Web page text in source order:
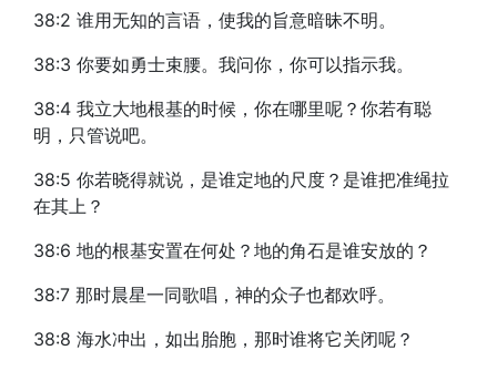
38:2 谁用无知的言语，使我的旨意暗昧不明。
38:3 你要如勇士束腰。我问你，你可以指示我。
38:4 我立大地根基的时候，你在哪里呢？你若有聪
明，只管说吧。
38:5 你若晓得就说，是谁定地的尺度？是谁把准绳拉
在其上？
38:6 地的根基安置在何处？地的角石是谁安放的？
38:7 那时晨星一同歌唱，神的众子也都欢呼。
38:8 海水冲出，如出胎胞，那时谁将它关闭呢？